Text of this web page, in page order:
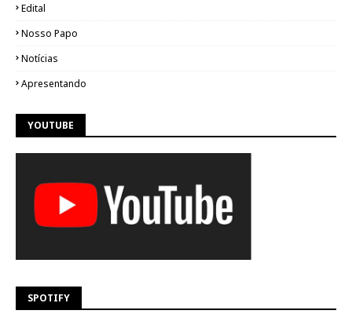
Edital
Nosso Papo
Notícias
Apresentando
YOUTUBE
SPOTIFY